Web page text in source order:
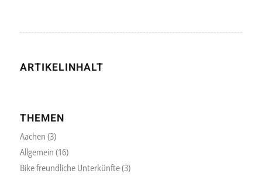
ARTIKELINHALT
THEMEN
Aachen (3)
Allgemein (16)
Bike freundliche Unterkünfte(3)